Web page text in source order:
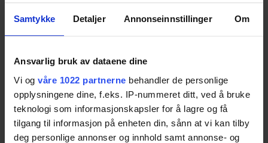
Samtykke Detaljer Annonseinnstillinger Om
Ansvarlig bruk av dataene dine
Vi og våre 1022 partnerne behandler de personlige
opplysningene dine, f.eks. IP-nummeret ditt, ved å bruke
teknologi som informasjonskapsler for å lagre og få
tilgang til informasjon på enheten din, sånn at vi kan tilby
deg personlige annonser og innhold samt annonse- og
Resultatet er basert på4tester.
Samsung QE55Q8C
Resultatet er basert på4tester.
Samsung UE55MU7005